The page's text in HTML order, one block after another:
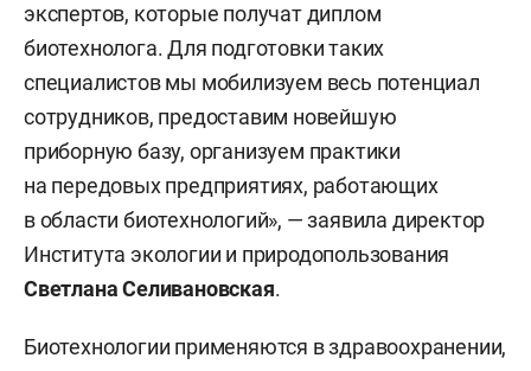
экспертов, которые получат диплом
биотехнолога. Для подготовки таких
специалистов мы мобилизуем весь потенциал
сотрудников, предоставим новейшую
приборную базу, организуем практики
на передовых предприятиях, работающих
в области биотехнологий», — заявила директор
Института экологии и природопользования
Светлана Селивановская.
Биотехнологии применяются в здравоохранении,